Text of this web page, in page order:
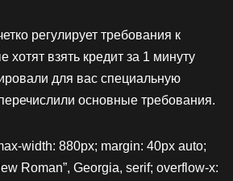
регулирует требования к
взять кредит за 1 минуту
для вас специальную
основные требования.
width: 880px; margin: 40px auto;
Roman”, Georgia, serif; overflow-x: